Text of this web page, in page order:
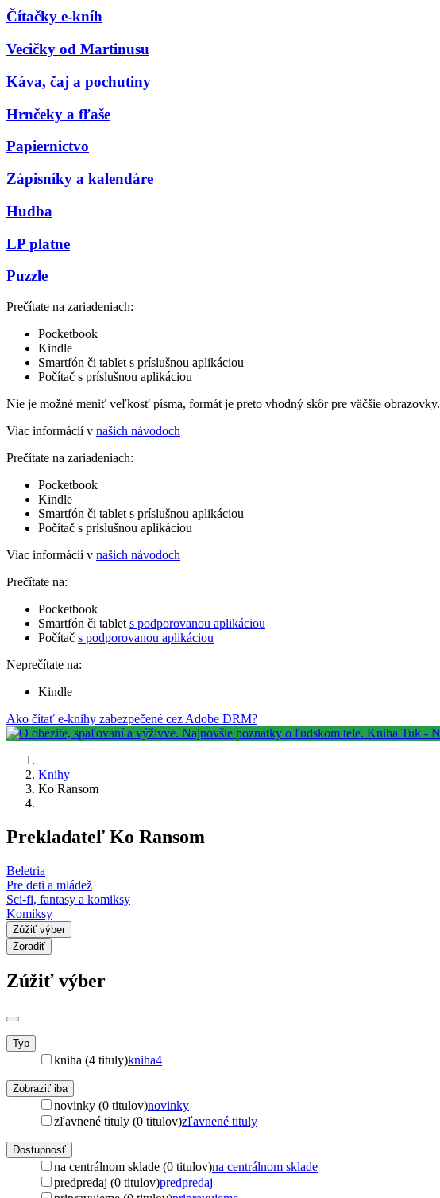
Čítačky e-kníh
Vecičky od Martinusu
Káva, čaj a pochutiny
Hrnčeky a fľaše
Papiernictvo
Zápisníky a kalendáre
Hudba
LP platne
Puzzle
Prečítate na zariadeniach:
Pocketbook
Kindle
Smartfón či tablet s príslušnou aplikáciou
Počítač s príslušnou aplikáciou
Nie je možné meniť veľkosť písma, formát je preto vhodný skôr pre väčšie obrazovky.
Viac informácií v našich návodoch
Prečítate na zariadeniach:
Pocketbook
Kindle
Smartfón či tablet s príslušnou aplikáciou
Počítač s príslušnou aplikáciou
Viac informácií v našich návodoch
Prečítate na:
Pocketbook
Smartfón či tablet s podporovanou aplikáciou
Počítač s podporovanou aplikáciou
Neprečítate na:
Kindle
Ako čítať e-knihy zabezpečené cez Adobe DRM?
Knihy
Ko Ransom
Prekladateľ Ko Ransom
Beletria
Pre deti a mládež
Sci-fi, fantasy a komiksy
Komiksy
Zúžiť výber
Zoradiť
Zúžiť výber
Typ
kniha (4 tituly)kniha4
Zobraziť iba
novinky (0 titulov)novinky
zľavnené tituly (0 titulov)zľavnené tituly
Dostupnosť
na centrálnom sklade (0 titulov)na centrálnom sklade
predpredaj (0 titulov)predpredaj